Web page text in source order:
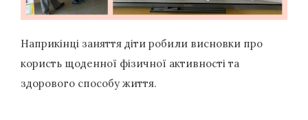
Наприкінці заняття діти робили висновки про
користь щоденної фізичної активності та
здорового способу життя.